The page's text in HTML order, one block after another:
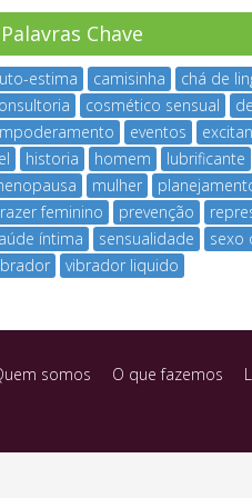
Palavras Chave
estima camisinha
chá de
cosmético sensual
eventos
historia homem lubrificante
mulher
feminino
prevenção
íntima
sensualidade sexo
vibrador liquido
somos O que fazemos